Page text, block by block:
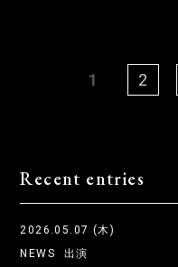
1 2
Recent entries
2026.05.07 (木)
NEWS
出演